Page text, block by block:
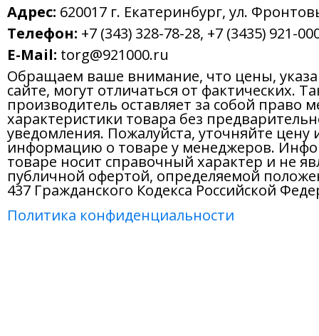
Адрес: 620017 г. Екатеринбург, ул.
Телефон: +7 (343) 328-78-28, +7 (3435) 921-
E-Mail: torg@921000.ru
Обращаем ваше внимание, что цены,
сайте, могут отличаться от фактических.
производитель оставляет за собой право
характеристики товара без
уведомления. Пожалуйста, уточняйте цену
информацию о товаре у менеджеров.
товаре носит справочный характер и не
публичной офертой, определяемой
437 Гражданского Кодекса Российской
Политика конфиденциальности